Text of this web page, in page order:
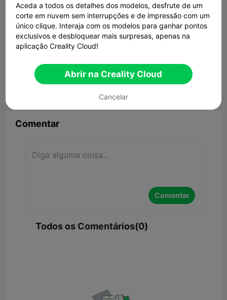
5
Comentar
Comentar
Todos os Comentários(0)
Aceda a todos os detalhes dos modelos, desfrute de um
corte em nuvem sem interrupções e de impressão com um
único clique. Interaja com os modelos para ganhar pontos
exclusivos e desbloquear mais surpresas, apenas na
aplicação Creality Cloud!
Abrir na Creality Cloud
Cancelar